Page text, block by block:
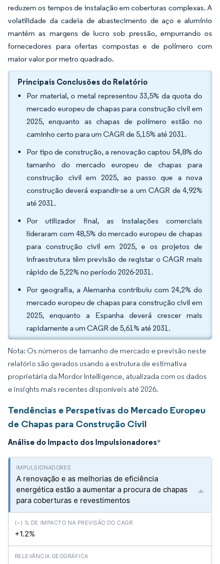
reduzem os tempos de instalação em coberturas complexas. A
volatilidade da cadeia de abastecimento de aço e alumínio
mantém as margens de lucro sob pressão, empurrando os
fornecedores para ofertas compostas e de polímero com
maior valor por metro quadrado.
Principais Conclusões do Relatório
Por material, o metal representou 33,5% da quota do
mercado europeu de chapas para construção civil em
2025, enquanto as chapas de polímero estão no
caminho certo para um CAGR de 5,15% até 2031.
Por tipo de construção, a renovação captou 54,8% do
tamanho do mercado europeu de chapas para
construção civil em 2025, ao passo que a nova
construção deverá expandir-se a um CAGR de 4,92%
até 2031.
Por utilizador final, as instalações comerciais
lideraram com 48,5% do mercado europeu de chapas
para construção civil em 2025, e os projetos de
infraestrutura têm previsão de registar o CAGR mais
rápido de 5,22% no período 2026-2031.
Por geografia, a Alemanha contribuiu com 24,2% do
mercado europeu de chapas para construção civil em
2025, enquanto a Espanha deverá crescer mais
rapidamente a um CAGR de 5,61% até 2031.
Nota: Os números de tamanho de mercado e previsão neste
relatório são gerados usando a estrutura de estimativa
proprietária da Mordor Intelligence, atualizada com os dados
e insights mais recentes disponíveis até 2026.
Tendências e Perspetivas do Mercado Europeu
de Chapas para Construção Civil
Análise do Impacto dos Impulsionadores*
A renovação e as melhorias de eficiência
energética estão a aumentar a procura de chapas
para coberturas e revestimentos
+1.2%